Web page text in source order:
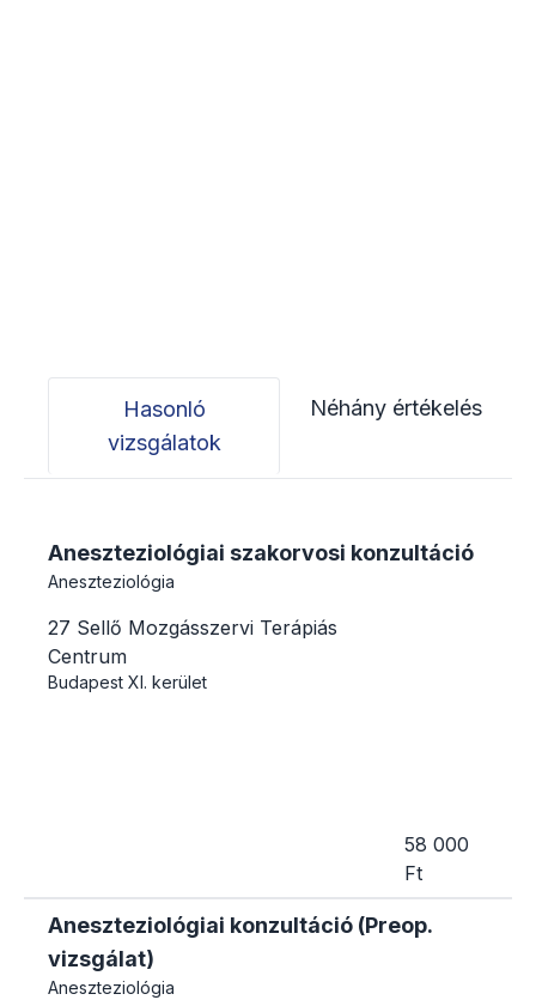
Hasonló
vizsgálatok
Néhány értékelés
Aneszteziológiai szakorvosi konzultáció
Aneszteziológia
27 Sellő Mozgásszervi Terápiás
Centrum
Budapest XI. kerület
58 000
Ft
Aneszteziológiai konzultáció (Preop.
vizsgálat)
Aneszteziológia